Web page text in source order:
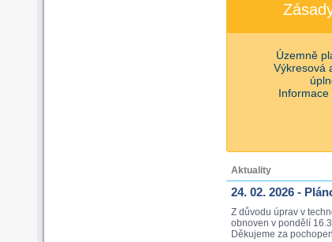
Územně
Výkresová
Informace
Aktuality
24. 02. 2026 -
Z důvodu úprav v
obnoven v pondělí
Děkujeme za